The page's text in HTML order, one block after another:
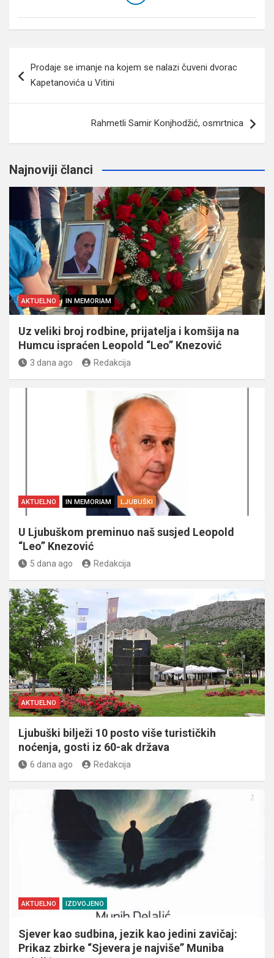
članaka
Prodaje se imanje na kojem se nalazi čuveni dvorac
Kapetanovića u Vitini
Rahmetli Samir Konjhodžić, osmrtnica
Najnoviji članci
AKTUELNO IN MEMORIAM
Uz veliki broj rodbine, prijatelja i komšija na
Humcu ispraćen Leopold “Leo” Knezović
3 dana ago Redakcija
AKTUELNO IN MEMORIAM LJUBUŠKI
U Ljubuškom preminuo naš susjed Leopold
“Leo” Knezović
5 dana ago Redakcija
AKTUELNO
Ljubuški bilježi 10 posto više turističkih
noćenja, gosti iz 60-ak država
6 dana ago Redakcija
AKTUELNO IZDVOJENO
Sjever kao sudbina, jezik kao jedini zavičaj:
Prikaz zbirke “Sjevera je najviše” Muniba